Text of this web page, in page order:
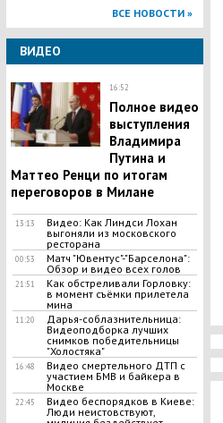
ВСЕ НОВОСТИ »
ВИДЕО
16:52
Полное видео
выступления
Владимира
Путина и
Маттео Ренци по итогам
переговоров в Милане
13:13
Видео: Как Линдси Лохан
выгоняли из московского
ресторана
00:53
Матч "Ювентус"-"Барселона":
Обзор и видео всех голов
21:51
Как обстреливали Горловку:
в момент съёмки прилетела
мина
11:20
Дарья-соблазнительница:
Видеоподборка лучших
снимков победительницы
"Холостяка"
16:48
Видео смертельного ДТП с
участием БМВ и байкера в
Москве
22:45
Видео беспорядков в Киеве:
Люди неистовствуют,